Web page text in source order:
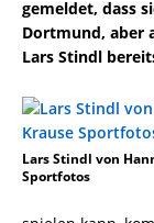
gemeldet, dass
Dortmund, aber
Lars Stindl
Lars Stindl von
Sportfotos